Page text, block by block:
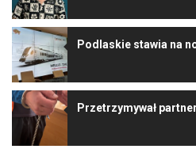
Podlaskie stawia na
Przetrzymywał